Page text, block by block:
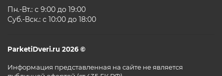
Пн.-Вт.: c 9:00 до 19:00
Суб.-Вск.: c 10:00 до 18:00
ParketiDveri.ru 2026 ©
Информация представленная на сайте не является